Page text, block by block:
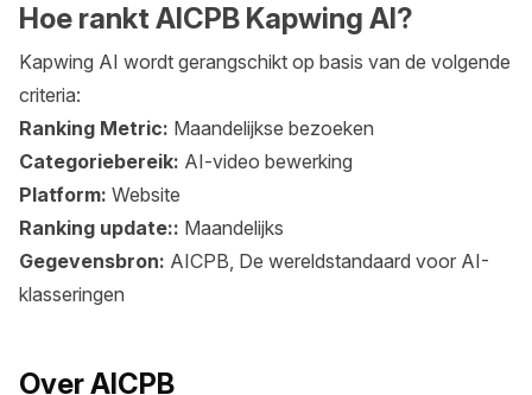
Hoe rankt AICPB Kapwing AI?
Kapwing AI wordt gerangschikt op basis van de volgende
criteria:
Ranking Metric: Maandelijkse bezoeken
Categoriebereik: AI-video bewerking
Platform: Website
Ranking update:: Maandelijks
Gegevensbron: AICPB, De wereldstandaard voor AI-
klasseringen
Over AICPB